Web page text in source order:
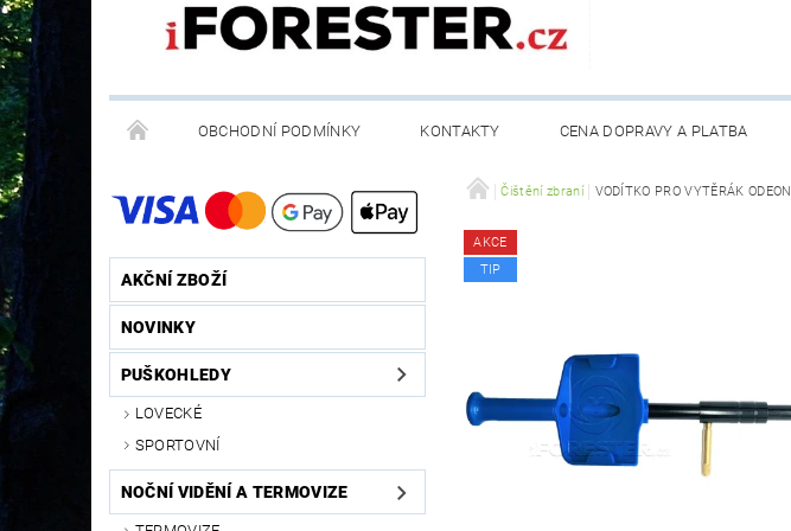
OBCHODNÍ PODMÍNKY KONTAKTY CENA DOPRAVY A PLATBA
RECYKLACE ELEKTROODPADU A BATERIÍ
AKČNÍ ZBOŽÍ
NOVINKY
PUŠKOHLEDY
LOVECKÉ
SPORTOVNÍ
NOČNÍ VIDĚNÍ A TERMOVIZE
Čištění zbraní VODÍTKO PRO VYTĚRÁK
AKCE
TIP